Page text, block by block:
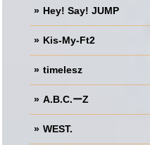
Hey! Say! JUMP
Kis-My-Ft2
timelesz
A.B.C.ーZ
WEST.